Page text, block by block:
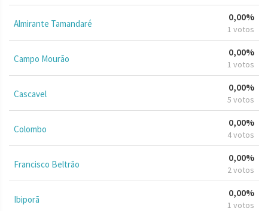
Almirante Tamandaré
0,00%
1 votos
Campo Mourão
0,00%
1 votos
Cascavel
0,00%
5 votos
Colombo
0,00%
4 votos
Francisco Beltrão
0,00%
2 votos
Ibiporã
0,00%
1 votos